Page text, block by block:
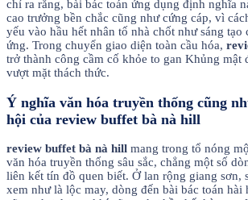
chỉ ra rằng, bài bác toán ứng dụng định nghĩa
cao trưởng bền chắc cũng như cứng cáp, vì
yếu vào hầu hết nhân tố nhà chốt như sáng tạo
ứng. Trong chuyển giao diện toàn cầu hóa,
trở thành công cầm cố khỏe to gan Khủng mật
vượt mặt thách thức.
Ý nghĩa văn hóa truyền thống cũng
hội của review buffet bà nà hill
review buffet bà nà hill mang trong tổ nóng
văn hóa truyền thống sâu sắc, chẳng một số
liên kết tín đồ quen biết. Ở lan rộng giang sơn,
xem như là lộc may, dòng đến bài bác toán hài